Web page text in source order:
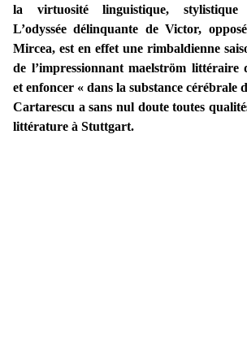
la virtuosité linguistique, stylistique
L’odyssée délinquante de Victor,
Mircea, est en effet une rimbaldienne
de l’impressionnant maelström littéraire
et enfoncer « dans la substance cérébrale
Cartarescu a sans nul doute toutes
littérature à Stuttgart.